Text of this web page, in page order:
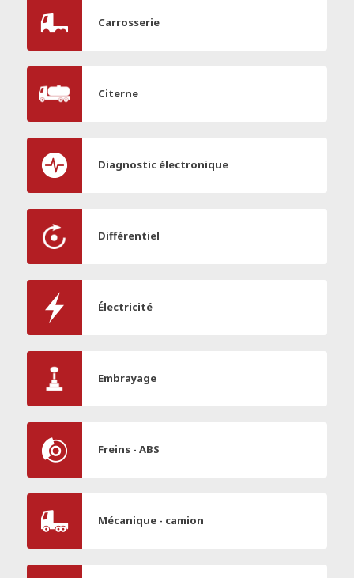
Carrosserie
Citerne
Diagnostic électronique
Différentiel
Électricité
Embrayage
Freins - ABS
Mécanique - camion